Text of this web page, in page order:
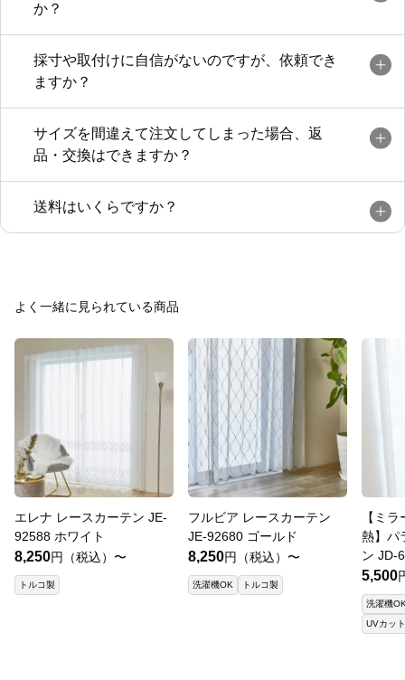
か？
採寸や取付けに自信がないのですが、依頼でき
ますか？
サイズを間違えて注文してしまった場合、返
品・交換はできますか？
送料はいくらですか？
よく一緒に見られている商品
エレナ レースカーテン JE-
92588 ホワイト
8,250円（税込）〜
トルコ製
フルビア レースカーテン
JE-92680 ゴールド
8,250円（税込）〜
洗濯機OK トルコ製
【ミ
熱】パ
ン JD-
5,500
洗濯機
UVカット